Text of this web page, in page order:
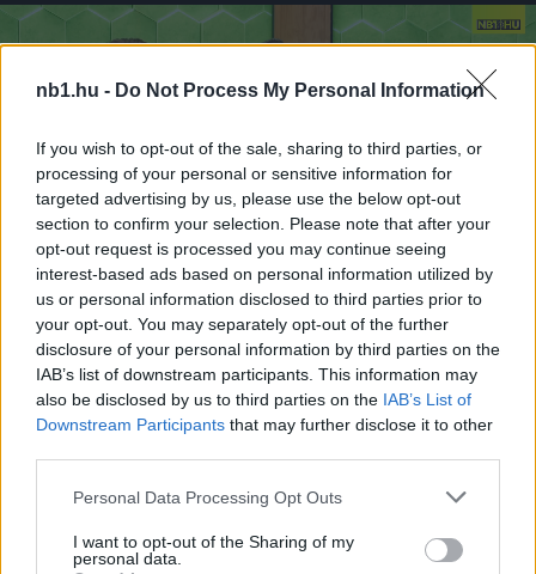
nb1.hu - Do Not Process My Personal Information
If you wish to opt-out of the sale, sharing to third parties, or
processing of your personal or sensitive information for
targeted advertising by us, please use the below opt-out
section to confirm your selection. Please note that after your
opt-out request is processed you may continue seeing
interest-based ads based on personal information utilized by
us or personal information disclosed to third parties prior to
your opt-out. You may separately opt-out of the further
disclosure of your personal information by third parties on the
IAB’s list of downstream participants. This information may
also be disclosed by us to third parties on the IAB’s List of
Downstream Participants that may further disclose it to other
Please note that this website/app uses one or more Google
not limited to your visit or usage behaviour. You may click to
grant or deny consent to Google and its third-party tags to
Personal Data Processing Opt Outs
I want to opt-out of the Sharing of my
personal data.
UnmuteLoaded:
0%
Szöveg forrása: gyirmotfc.hu